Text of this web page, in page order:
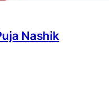
Nashik